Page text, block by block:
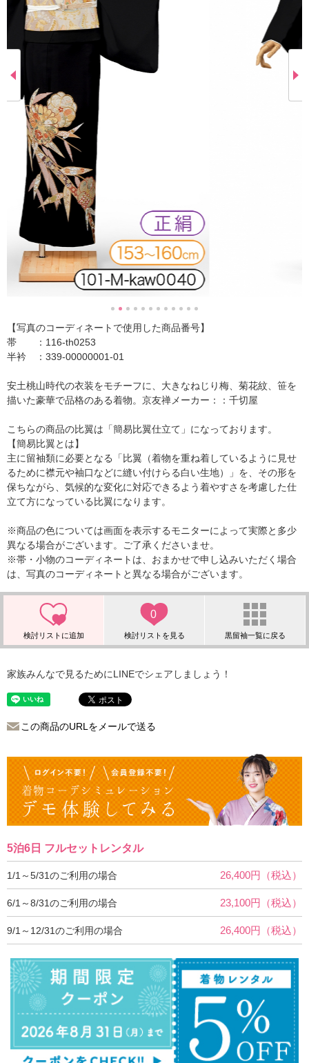
【写真のコーディネートで使用した商品番号】
帯 ：116-th0253
半衿 ：339-00000001-01
安土桃山時代の衣装をモチーフに、大きなねじり梅、菊花紋、笹を
描いた豪華で品格のある着物。京友禅メーカー：：千切屋
こちらの商品の比翼は「簡易比翼仕立て」になっております。
【簡易比翼とは】
主に留袖類に必要となる「比翼（着物を重ね着しているように見せ
るために襟元や袖口などに縫い付けらる白い生地）」を、その形を
保ちながら、気候的な変化に対応できるよう着やすさを考慮した仕
立て方になっている比翼になります。
※商品の色については画面を表示するモニターによって実際と多少
異なる場合がございます。ご了承くださいませ。
※帯・小物のコーディネートは、おまかせで申し込みいただく場合
は、写真のコーディネートと異なる場合がございます。
0
家族みんなで見るためにLINEでシェアしましょう！
この商品のURLをメールで送る
5泊6日 フルセットレンタル
1/1～5/31のご利用の場合 26,400円（税込）
6/1～8/31のご利用の場合 23,100円（税込）
9/1～12/31のご利用の場合 26,400円（税込）